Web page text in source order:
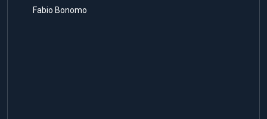
Fabio Bonomo